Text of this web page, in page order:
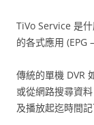
TiVo Service 是
的各式應用 (EPG –
傳統的單機 DVR
或從網路搜尋資
及播放起迄時間